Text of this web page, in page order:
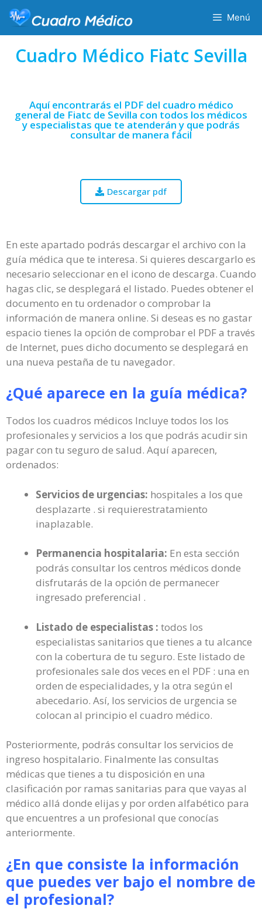
Menú
Cuadro Médico Fiatc Sevilla
Aquí encontrarás el PDF del cuadro médico
general de Fiatc de Sevilla con todos los médicos
y especialistas que te atenderán y que podrás
consultar de manera fácil
Descargar pdf
En este apartado podrás descargar el archivo con la
guía médica que te interesa. Si quieres descargarlo es
necesario seleccionar en el icono de descarga. Cuando
hagas clic, se desplegará el listado. Puedes obtener el
documento en tu ordenador o comprobar la
información de manera online. Si deseas es no gastar
espacio tienes la opción de comprobar el PDF a través
de Internet, pues dicho documento se desplegará en
una nueva pestaña de tu navegador.
¿Qué aparece en la guía médica?
Todos los cuadros médicos Incluye todos los los
profesionales y servicios a los que podrás acudir sin
pagar con tu seguro de salud. Aquí aparecen,
ordenados:
Servicios de urgencias: hospitales a los que
desplazarte . si requierestratamiento
inaplazable.
Permanencia hospitalaria: En esta sección
podrás consultar los centros médicos donde
disfrutarás de la opción de permanecer
ingresado preferencial .
Listado de especialistas : todos los
especialistas sanitarios que tienes a tu alcance
con la cobertura de tu seguro. Este listado de
profesionales sale dos veces en el PDF : una en
orden de especialidades, y la otra según el
abecedario. Así, los servicios de urgencia se
colocan al principio el cuadro médico.
Posteriormente, podrás consultar los servicios de
ingreso hospitalario. Finalmente las consultas
médicas que tienes a tu disposición en una
clasificación por ramas sanitarias para que vayas al
médico allá donde elijas y por orden alfabético para
que encuentres a un profesional que conocías
anteriormente.
¿En que consiste la información
que puedes ver bajo el nombre de
el profesional?